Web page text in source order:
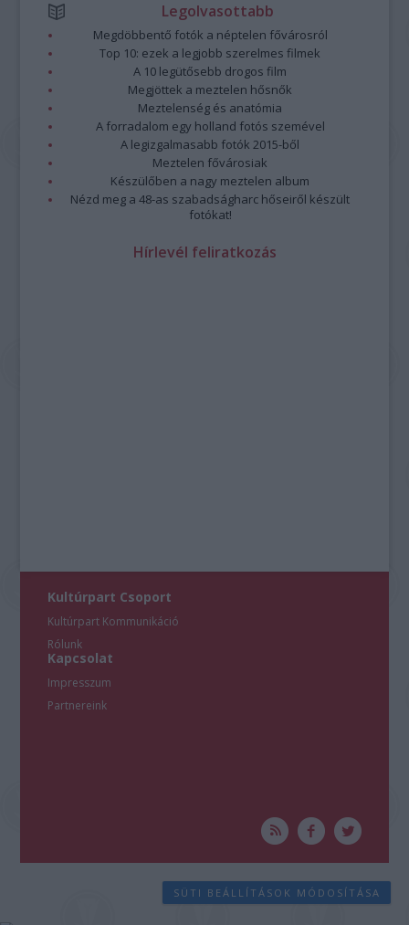
Legolvasottabb
Megdöbbentő fotók a néptelen fővárosról
Top 10: ezek a legjobb szerelmes filmek
A 10 legütősebb drogos film
Megjöttek a meztelen hősnők
Meztelenség és anatómia
A forradalom egy holland fotós szemével
A legizgalmasabb fotók 2015-ből
Meztelen fővárosiak
Készülőben a nagy meztelen album
Nézd meg a 48-as szabadságharc hőseiről készült
fotókat!
Hírlevél feliratkozás
Kultúrpart Csoport
Kultúrpart Kommunikáció
Rólunk
Kapcsolat
Impresszum
Partnereink
SÜTI BEÁLLÍTÁSOK MÓDOSÍTÁSA